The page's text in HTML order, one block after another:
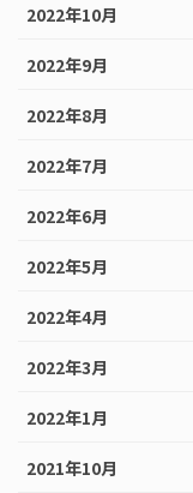
2022年10月
2022年9月
2022年8月
2022年7月
2022年6月
2022年5月
2022年4月
2022年3月
2022年1月
2021年10月